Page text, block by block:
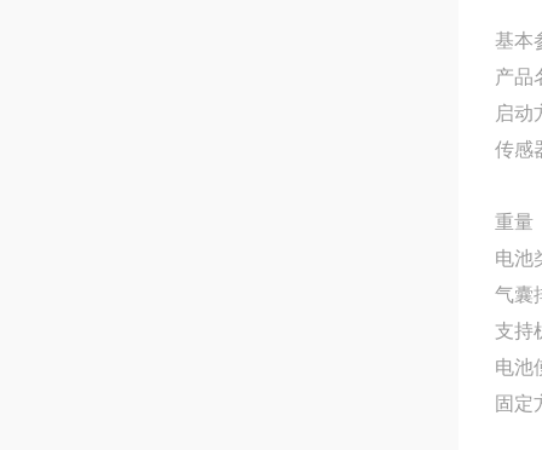
基本
产
启动
传感
重量
电池
气囊
支
电池
固定